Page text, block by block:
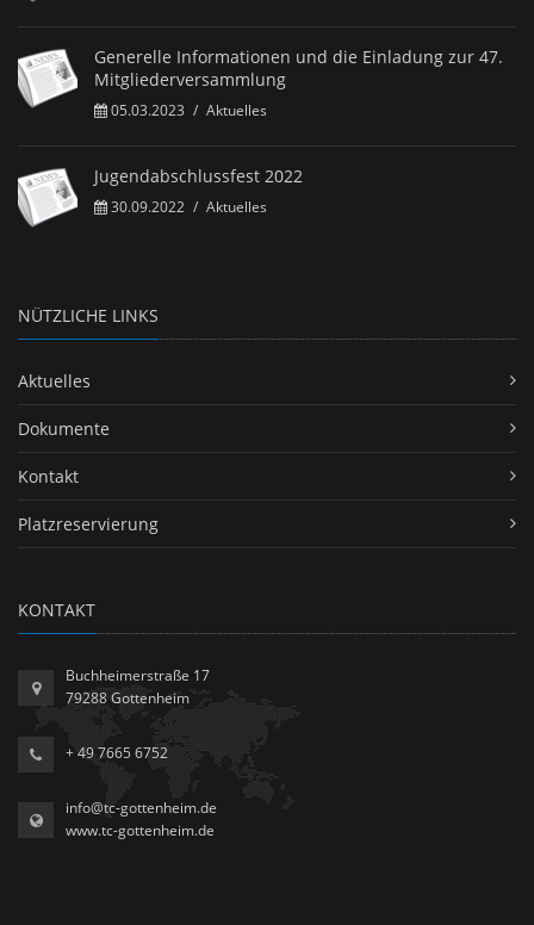
Generelle Informationen und die Einladung zur 47.
Mitgliederversammlung
05.03.2023 / Aktuelles
Jugendabschlussfest 2022
30.09.2022 / Aktuelles
NÜTZLICHE LINKS
Aktuelles
Dokumente
Kontakt
Platzreservierung
KONTAKT
Buchheimerstraße 17
79288 Gottenheim
+ 49 7665 6752
info@tc-gottenheim.de
www.tc-gottenheim.de